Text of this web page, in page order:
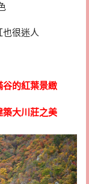
也很迷人
谷的紅葉景緻
築大川莊之美